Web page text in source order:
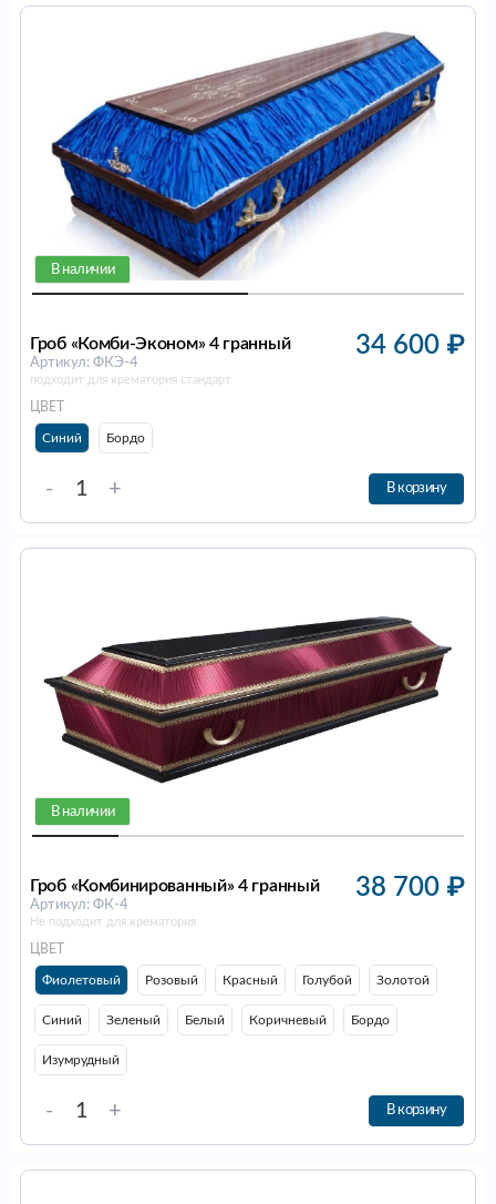
В наличии
Гроб «Комби-Эконом» 4 гранный
Артикул: ФКЭ-4
подходит для крематория стандарт
34 600 ₽
ЦВЕТ
Синий Бордо
- + В корзину
В наличии
Гроб «Комбинированный» 4 гранный
Артикул: ФК-4
Не подходит для крематория
38 700 ₽
ЦВЕТ
Фиолетовый Розовый Красный Голубой Золотой
Синий Зеленый Белый Коричневый Бордо
Изумрудный
- + В корзину